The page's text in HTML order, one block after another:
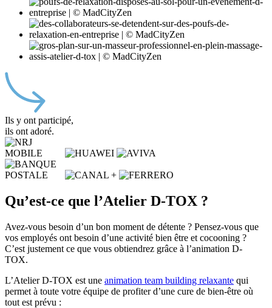
Ils y ont participé,
ils ont adoré.
Qu’est-ce que l’Atelier D-TOX ?
Avez-vous besoin d’un bon moment de détente ? Pensez-vous que
vos employés ont besoin d’une activité bien être et cocooning ?
C’est justement ce que vous obtiendrez grâce à l’animation D-
TOX.
L’Atelier D-TOX est une animation team building relaxante qui
permet à toute votre équipe de profiter d’une cure de bien-être où
tout est prévu :